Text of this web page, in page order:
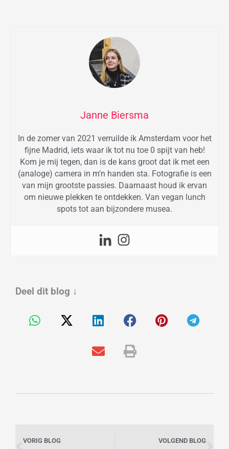
Janne Biersma
In de zomer van 2021 verruilde ik Amsterdam voor het
fijne Madrid, iets waar ik tot nu toe 0 spijt van heb!
Kom je mij tegen, dan is de kans groot dat ik met een
(analoge) camera in m’n handen sta. Fotografie is een
van mijn grootste passies. Daarnaast houd ik ervan
om nieuwe plekken te ontdekken. Van vegan lunch
spots tot aan bijzondere musea.
Deel dit blog ↓
VORIG BLOG VOLGEND BLOG